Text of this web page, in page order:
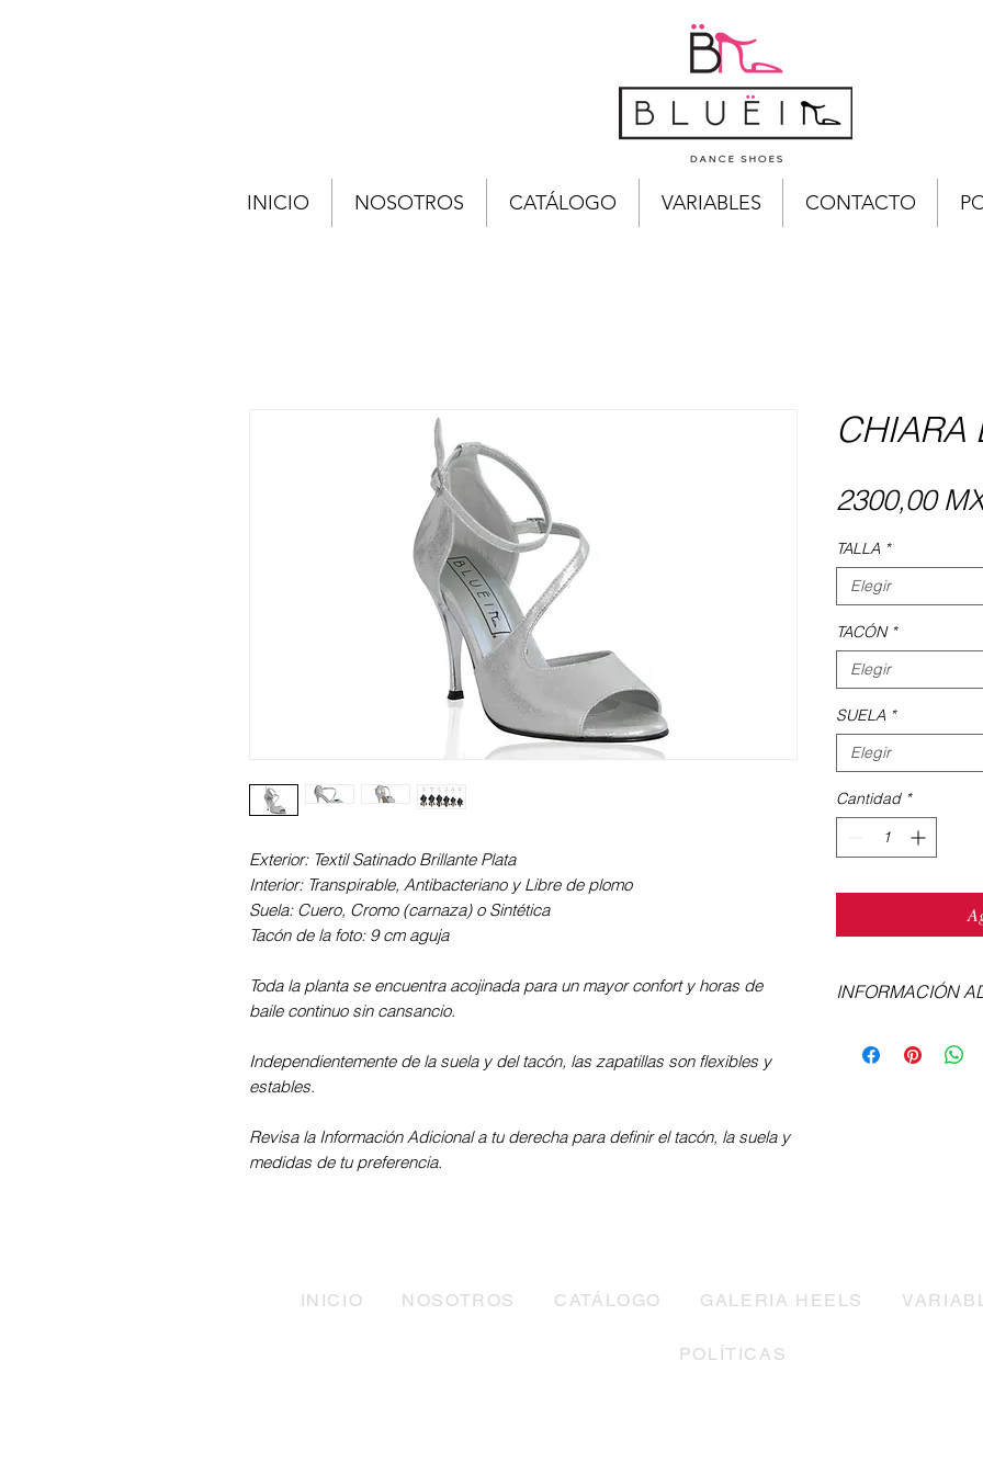
INICIO NOSOTROS CATÁLOGO VARIABLES CONTACTO
Exterior: Textil Satinado Brillante Plata
Interior: Transpirable, Antibacteriano y Libre de plomo
Suela: Cuero, Cromo (carnaza) o Sintética
Tacón de la foto: 9 cm aguja
Toda la planta se encuentra acojinada para un mayor confort y horas de
baile continuo sin cansancio.
Independientemente de la suela y del tacón, las zapatillas son flexibles y
estables.
Revisa la Información Adicional a tu derecha para definir el tacón, la suela y
medidas de tu preferencia.
CHIARA
2300,00
TALLA *
Elegir
TACÓN *
Elegir
SUELA *
Elegir
Cantidad *
INFORMACIÓN
tacón aquí, así
INICIO NOSOTROS CATÁLOGO GALERIA HEELS
POLÍTICAS